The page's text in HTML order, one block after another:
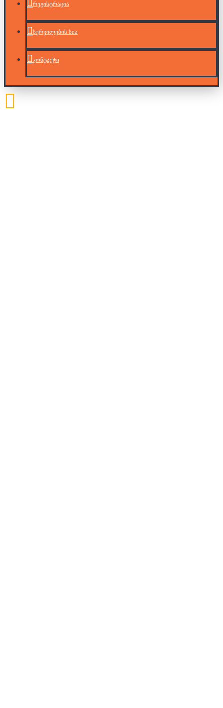
რეგისტრაცია
სურვილების სია
კონტაქტი